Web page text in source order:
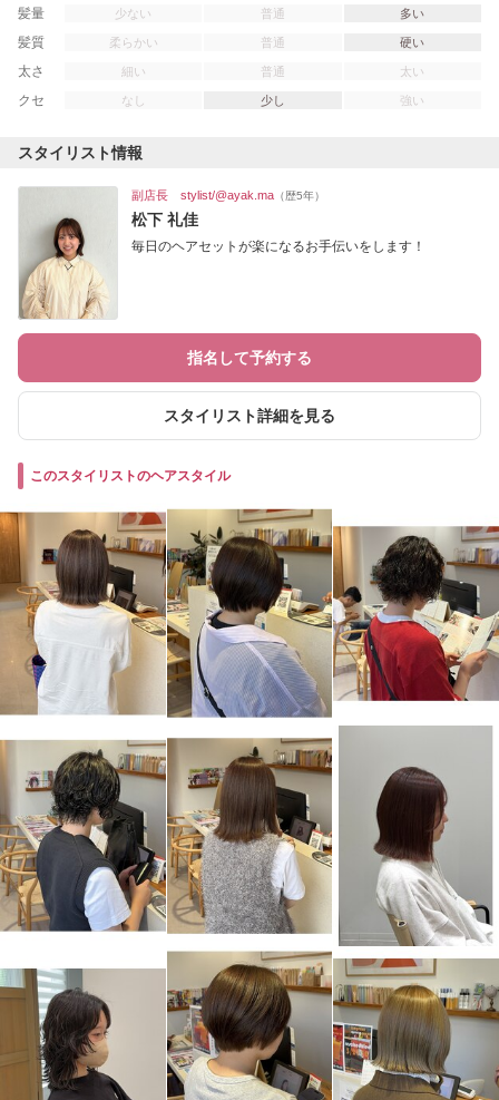
髪量 少ない 普通 多い
髪質 柔らかい 普通 硬い
太さ 細い 普通 太い
クセ なし 少し 強い
スタイリスト情報
副店長 stylist/@ayak.ma （歴5年）
松下 礼佳
毎日のヘアセットが楽になるお手伝いをします！
指名して予約する
スタイリスト詳細を見る
このスタイリストのヘアスタイル